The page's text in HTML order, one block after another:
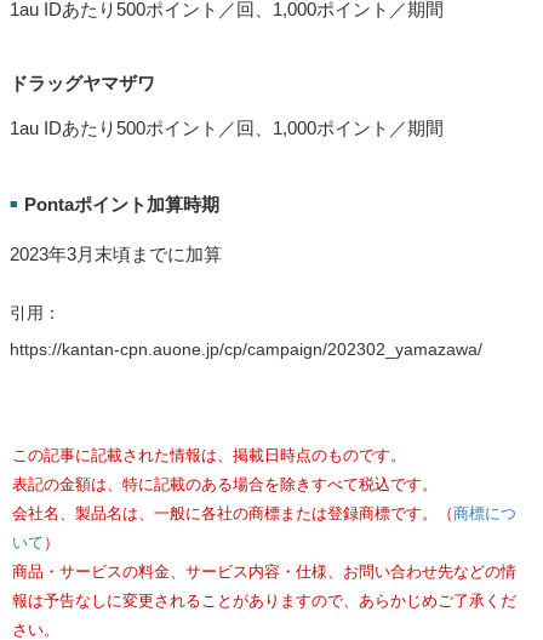
1au IDあたり500ポイント／回、1,000ポイント／期間
ドラッグヤマザワ
1au IDあたり500ポイント／回、1,000ポイント／期間
■ Pontaポイント加算時期
2023年3月末頃までに加算
引用：
https://kantan-cpn.auone.jp/cp/campaign/202302_yamazawa/
この記事に記載された情報は、掲載日時点のものです。
表記の金額は、特に記載のある場合を除きすべて税込です。
会社名、製品名は、一般に各社の商標または登録商標です。（商標につ
いて ）
商品・サービスの料金、サービス内容・仕様、お問い合わせ先などの情
報は予告なしに変更されることがありますので、あらかじめご了承くだ
さい。